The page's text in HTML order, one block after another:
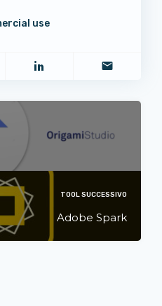
use
TOOL SUCCESSIVO
Adobe Spark